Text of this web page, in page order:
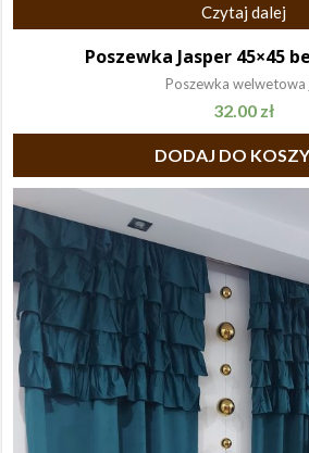
Czytaj dalej
Poszewka Jasper 45×45
Poszewka welwetowa
32.00 zł
DODAJ DO